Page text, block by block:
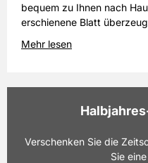
bequem zu Ihnen nach
erschienene Blatt
Hintergrundgeschichten
politischer Affären & sorgt
bestens über aktuelle
Karriere & Kultur
Mehr lesen
Verschenken Sie die
Sie